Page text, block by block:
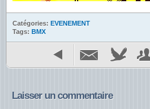
Catégories: EVENEMENT
Tags: BMX
Laisser un commentaire